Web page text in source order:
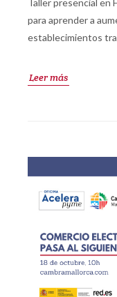
para aprender a
establecimientos
Leer más